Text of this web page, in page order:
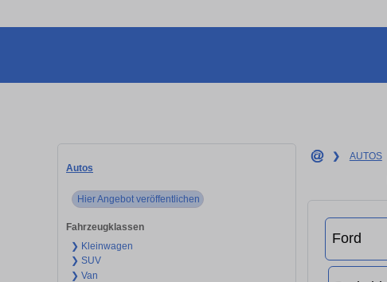
Autos
Hier Angebot veröffentlichen
Fahrzeugklassen
❯ Kleinwagen
❯ SUV
❯ Van
❯ AUTOS